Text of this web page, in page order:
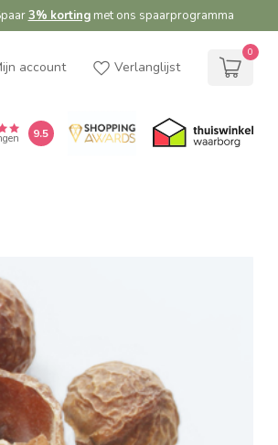
3% kortingmet ons spaarprogramma
account Verlanglijst
0
9.5